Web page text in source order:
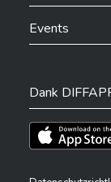
Events
Dank
Téléchargez